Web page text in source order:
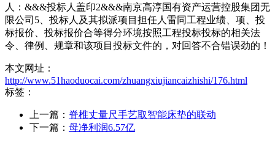
人：&&&投标人盖印2&&&南京高淳国有资产运营控股集团无
限公司5、投标人及其拟派项目担任人雷同工程业绩、项、投
标报价、投标报价合等得分环境按照工程投标投标的相关法
令、律例、规章和该项目投标文件的，对回答不合错误劲的！
本文网址：
http://www.51haoduocai.com/zhuangxiujiancaizhishi/176.html
标签：
上一篇： 脊椎丈量尺手艺取智能床垫的联动
下一篇： 母净利润6.57亿